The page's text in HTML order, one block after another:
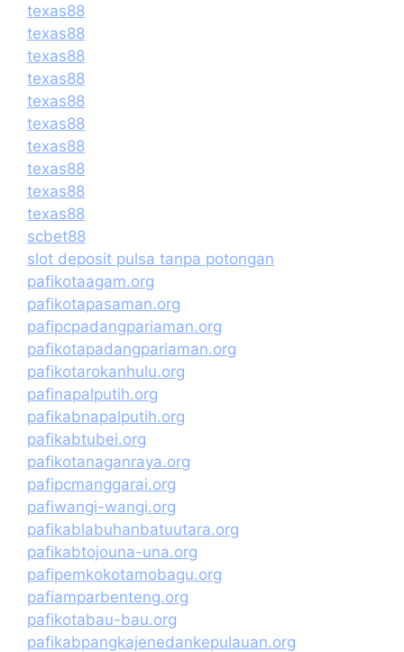
texas88
texas88
texas88
texas88
texas88
texas88
texas88
texas88
texas88
texas88
scbet88
slot deposit pulsa tanpa potongan
pafikotaagam.org
pafikotapasaman.org
pafipcpadangpariaman.org
pafikotapadangpariaman.org
pafikotarokanhulu.org
pafinapalputih.org
pafikabnapalputih.org
pafikabtubei.org
pafikotanaganraya.org
pafipcmanggarai.org
pafiwangi-wangi.org
pafikablabuhanbatuutara.org
pafikabtojouna-una.org
pafipemkokotamobagu.org
pafiamparbenteng.org
pafikotabau-bau.org
pafikabpangkajenedankepulauan.org